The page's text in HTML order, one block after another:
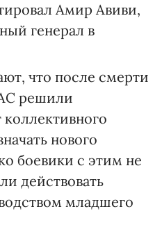
Амир Авиви,
генерал в
что после смерти
решили
нового
боевики с этим не
действовать
младшего